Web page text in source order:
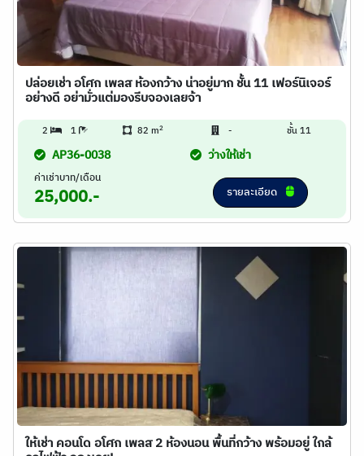
ปล่อยเช่า อโศก เพลส ห้องกว้าง น่าอยู่มาก ชั้น 11 เฟอร์นิเจอร์
อย่างดี อย่ามั่วแต่มองรีบจองเลยจ้า
2 1 82 m2 - ชั้น 11
AP36-0038 ว่างให้เช่า
ค่าเช่าบาท/เดือน
25,000.- รายละเอียด
ให้เช่า คอนโด อโศก เพลส 2 ห้องนอน พื้นที่กว้าง พร้อมอยู่ ใกล้